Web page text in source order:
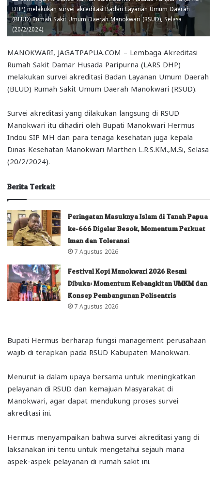
DHP) melakukan survei akreditasi Badan Layanan Umum Daerah
(BLUD) Rumah Sakit Umum Daerah Manokwari (RSUD), Selasa
(20/2/2024).
MANOKWARI, JAGATPAPUA.COM – Lembaga Akreditasi
Rumah Sakit Damar Husada Paripurna (LARS DHP)
melakukan survei akreditasi Badan Layanan Umum Daerah
(BLUD) Rumah Sakit Umum Daerah Manokwari (RSUD).
Survei akreditasi yang dilakukan langsung di RSUD
Manokwari itu dihadiri oleh Bupati Manokwari Hermus
Indou SIP MH dan para tenaga kesehatan juga kepala
Dinas Kesehatan Manokwari Marthen L.R.S.KM.,M.Si, Selasa
(20/2/2024).
Berita Terkait
Peringatan Masuknya Islam di Tanah Papua
ke-666 Digelar Besok, Momentum Perkuat
Iman dan Toleransi
7 Agustus 2026
Festival Kopi Manokwari 2026 Resmi
Dibuka: Momentum Kebangkitan UMKM dan
Konsep Pembangunan Polisentris
7 Agustus 2026
Bupati Hermus berharap fungsi management perusahaan
wajib di terapkan pada RSUD Kabupaten Manokwari.
Menurut ia dalam upaya bersama untuk meningkatkan
pelayanan di RSUD dan kemajuan Masyarakat di
Manokwari, agar dapat mendukung proses survei
akreditasi ini.
Hermus menyampaikan bahwa survei akreditasi yang di
laksanakan ini tentu untuk mengetahui sejauh mana
aspek-aspek pelayanan di rumah sakit ini.